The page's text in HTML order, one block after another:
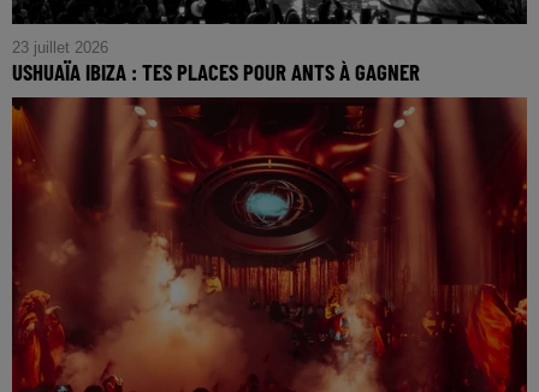
23 juillet 2026
USHUAÏA IBIZA : TES PLACES POUR ANTS À GAGNER